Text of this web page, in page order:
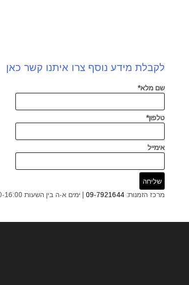
לקבלת מידע נוסף צרו איתנו קשר כאן
שם מלא*
טלפון*
אימייל
מרכז הזמנות: 09-7921644| ימים א-ה בין השעות 9:00-16:00